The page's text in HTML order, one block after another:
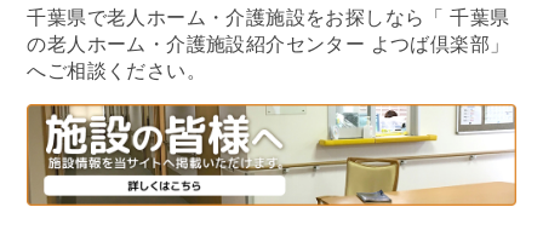
千葉県で老人ホーム・介護施設をお探しなら
「 千葉県
の老人ホーム・介護施設紹介センター よつば倶楽部」
へご相談ください。